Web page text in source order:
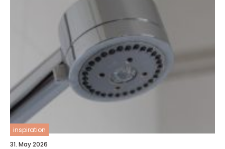
inspiration
31. May 2026